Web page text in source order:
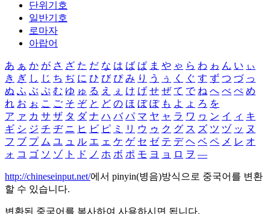
단위기호
일반기호
로마자
아랍어
あ ぁ か が さ ざ た だ な は ば ぱ ま や ゃ ら わ ゎ ん い ぃ
き ぎ し じ ち ぢ に ひ び ぴ み り う ぅ く ぐ す ず つ づ っ
ぬ ふ ぶ ぷ む ゆ ゅ る え ぇ け げ せ ぜ て で ね へ べ ぺ め
れ お ぉ こ ご そ ぞ と ど の ほ ぼ ぽ も よ ょ ろ を
ア ァ カ サ ザ タ ダ ナ ハ バ パ マ ヤ ャ ラ ワ ヮ ン イ ィ キ
ギ シ ジ チ ヂ ニ ヒ ビ ピ ミ リ ウ ゥ ク グ ス ズ ツ ヅ ッ ヌ
フ ブ プ ム ユ ュ ル エ ェ ケ ゲ セ ゼ テ デ ヘ ベ ペ メ レ オ
ォ コ ゴ ソ ゾ ト ド ノ ホ ボ ポ モ ヨ ョ ロ ヲ ―
http://chineseinput.net/에서 pinyin(병음)방식으로 중국어를 변환
할 수 있습니다.
변환된 중국어를 복사하여 사용하시면 됩니다.